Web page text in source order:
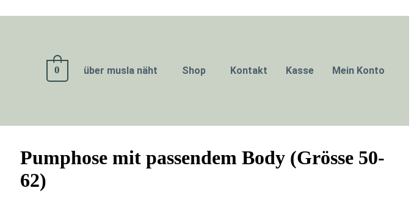
0 über musla näht Shop Kontakt Kasse Mein Konto
Pumphose mit passendem Body (Grösse 50-
62)